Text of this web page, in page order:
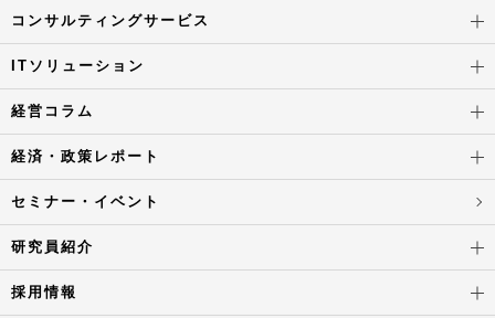
コンサルティングサービス
ITソリューション
経営コラム
経済・政策レポート
セミナー・イベント
研究員紹介
採用情報